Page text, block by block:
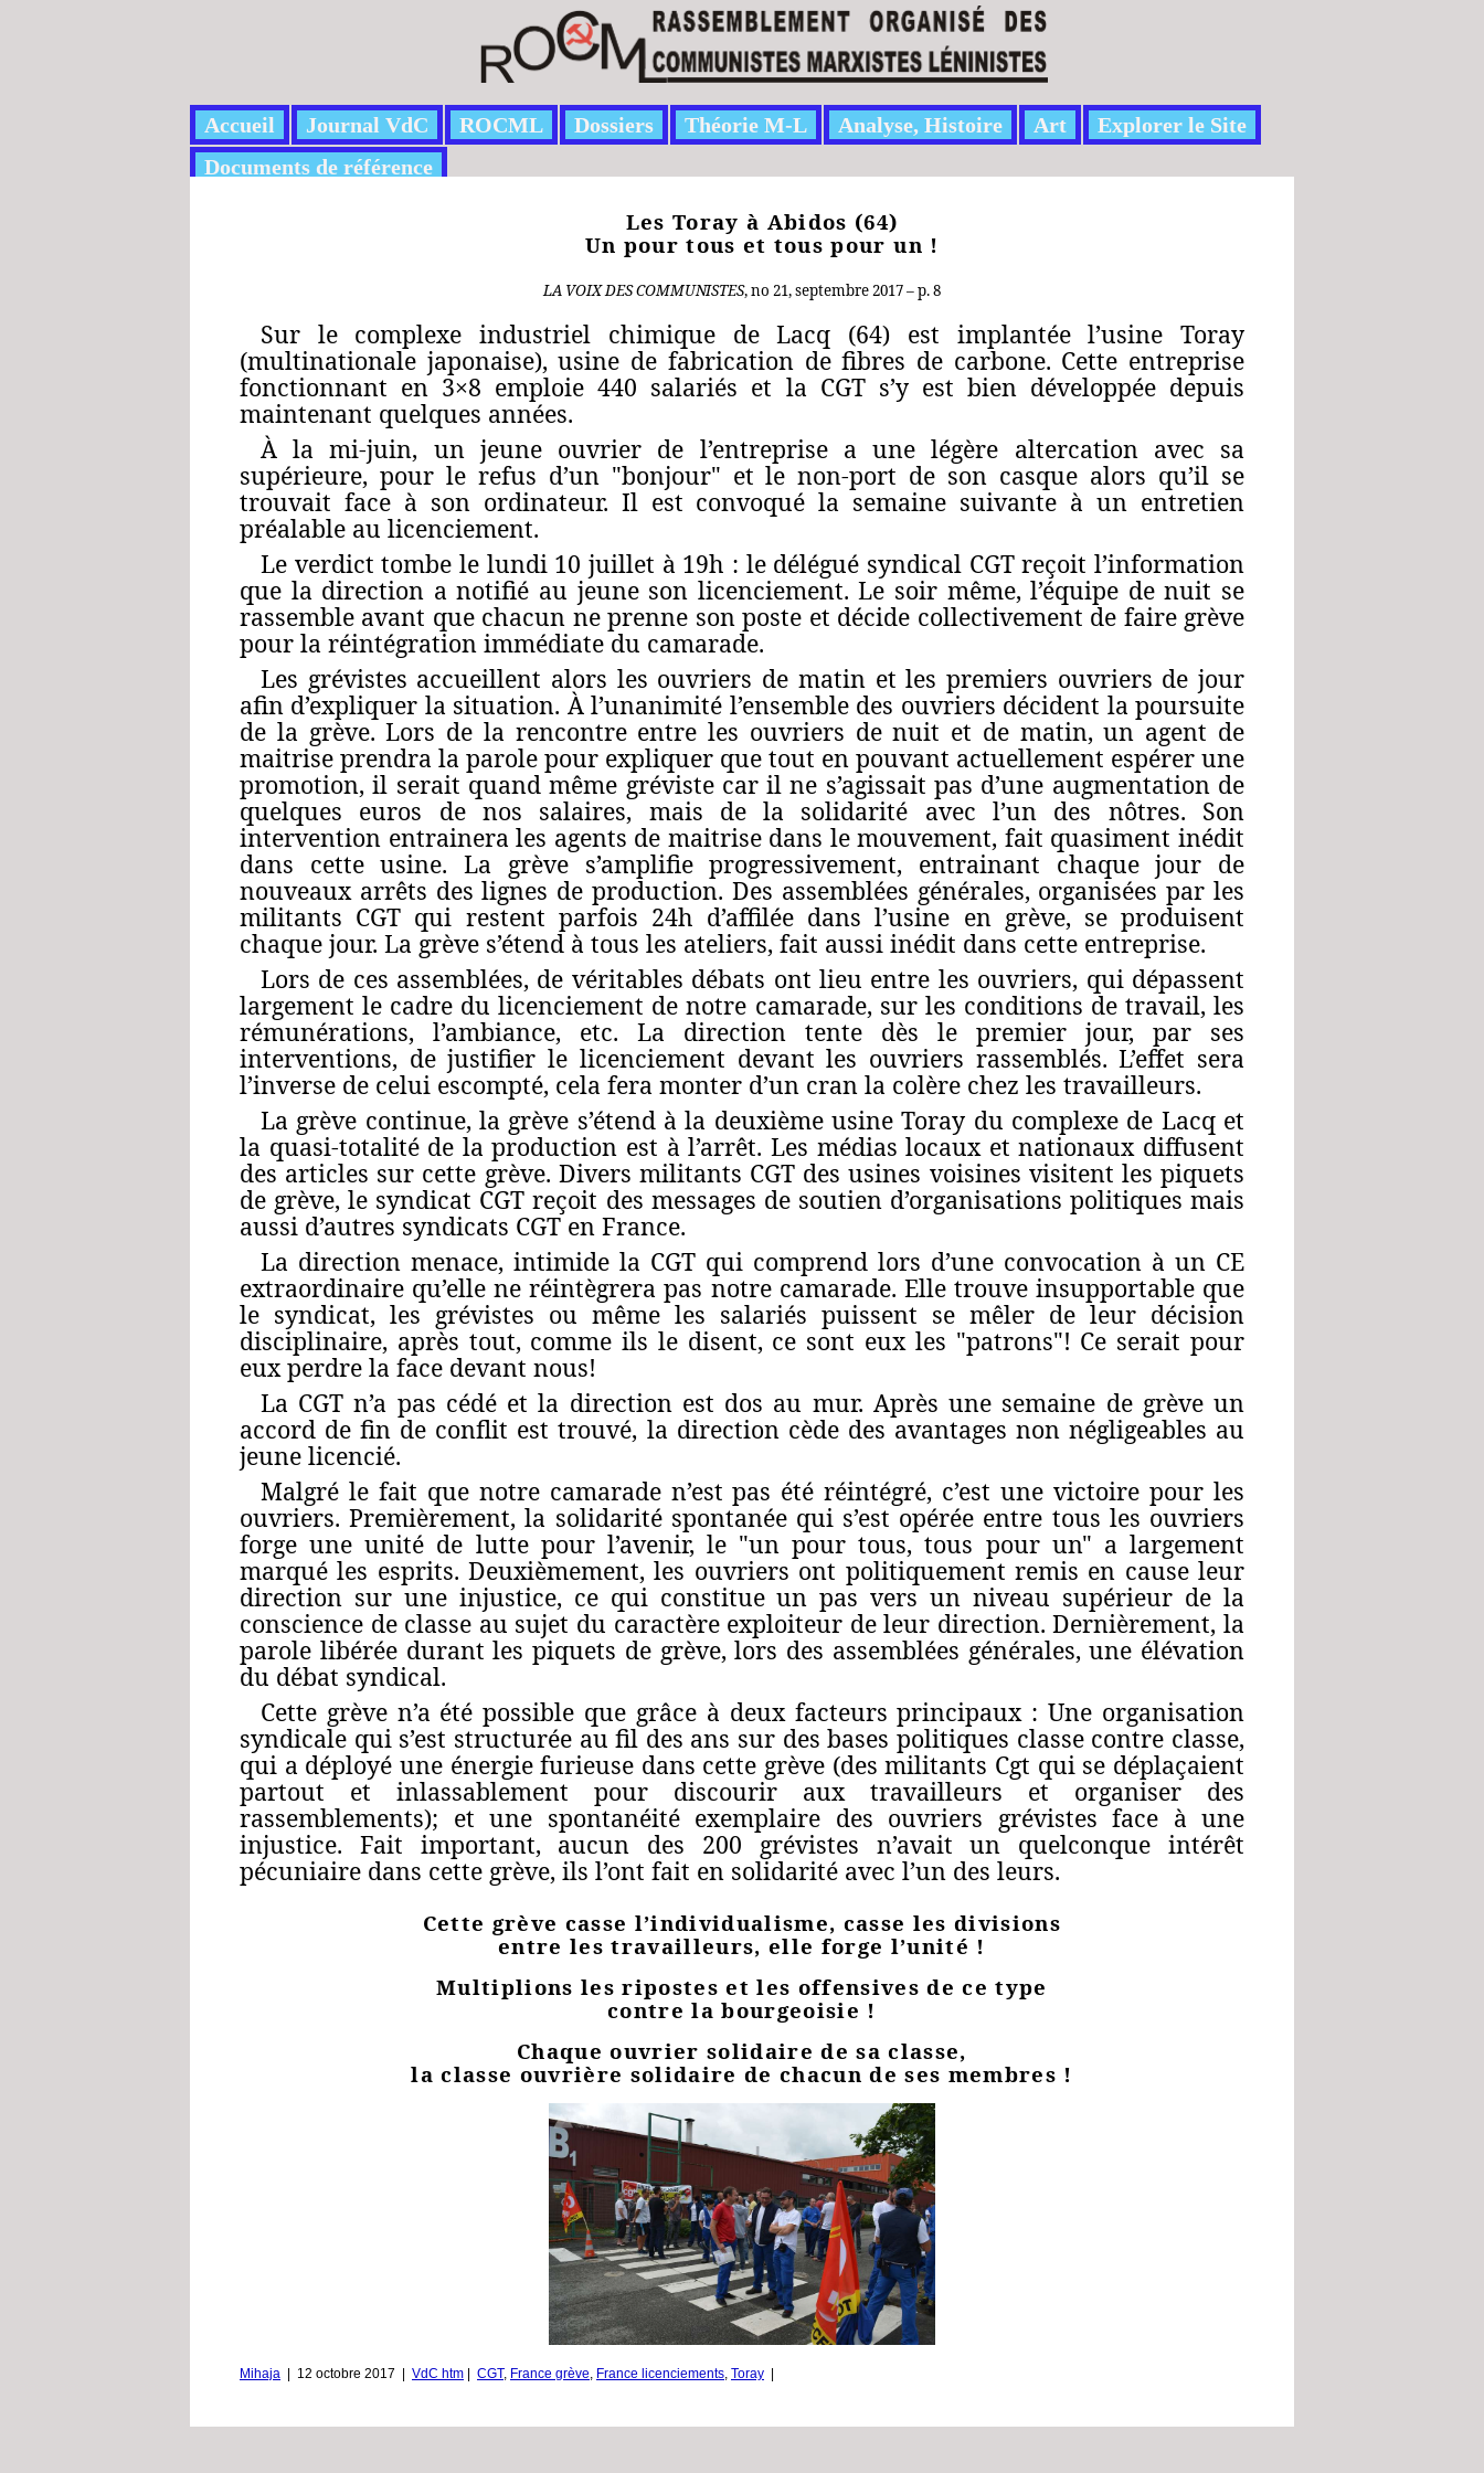
Accueil Journal VdC ROCML Dossiers Théorie M-L Analyse, Histoire Art
Explorer le Site
Documents de référence
Les Toray à Abidos (64)
Un pour tous et tous pour un !
LA VOIXDESCOMMUNISTES, no 21,septembre 2017 – p. 8
Sur le complexe industriel chimique de Lacq (64) est implantée l’usine Toray
(multinationale japonaise), usine de fabrication de fibres de carbone. Cette entreprise
fonctionnant en 3×8 emploie 440 salariés et la CGT s’y est bien développée depuis
maintenant quelques années.
À la mi-juin, un jeune ouvrier de l’entreprise a une légère altercation avec sa
supérieure, pour le refus d’un "bonjour" et le non-port de son casque alors qu’il se
trouvait face à son ordinateur. Il est convoqué la semaine suivante à un entretien
préalable au licenciement.
Le verdict tombe le lundi 10 juillet à 19h : le délégué syndical CGT reçoit l’information
que la direction a notifié au jeune son licenciement. Le soir même, l’équipe de nuit se
rassemble avant que chacun ne prenne son poste et décide collectivement de faire grève
pour la réintégration immédiate du camarade.
Les grévistes accueillent alors les ouvriers de matin et les premiers ouvriers de jour
afin d’expliquer la situation. À l’unanimité l’ensemble des ouvriers décident la poursuite
de la grève. Lors de la rencontre entre les ouvriers de nuit et de matin, un agent de
maitrise prendra la parole pour expliquer que tout en pouvant actuellement espérer une
promotion, il serait quand même gréviste car il ne s’agissait pas d’une augmentation de
quelques euros de nos salaires, mais de la solidarité avec l’un des nôtres. Son
intervention entrainera les agents de maitrise dans le mouvement, fait quasiment inédit
dans cette usine. La grève s’amplifie progressivement, entrainant chaque jour de
nouveaux arrêts des lignes de production. Des assemblées générales, organisées par les
militants CGT qui restent parfois 24h d’affilée dans l’usine en grève, se produisent
chaque jour. La grève s’étend à tous les ateliers, fait aussi inédit dans cette entreprise.
Lors de ces assemblées, de véritables débats ont lieu entre les ouvriers, qui dépassent
largement le cadre du licenciement de notre camarade, sur les conditions de travail, les
rémunérations, l’ambiance, etc. La direction tente dès le premier jour, par ses
interventions, de justifier le licenciement devant les ouvriers rassemblés. L’effet sera
l’inverse de celui escompté, cela fera monter d’un cran la colère chez les travailleurs.
La grève continue, la grève s’étend à la deuxième usine Toray du complexe de Lacq et
la quasi-totalité de la production est à l’arrêt. Les médias locaux et nationaux diffusent
des articles sur cette grève. Divers militants CGT des usines voisines visitent les piquets
de grève, le syndicat CGT reçoit des messages de soutien d’organisations politiques mais
aussi d’autres syndicats CGT en France.
La direction menace, intimide la CGT qui comprend lors d’une convocation à un CE
extraordinaire qu’elle ne réintègrera pas notre camarade. Elle trouve insupportable que
le syndicat, les grévistes ou même les salariés puissent se mêler de leur décision
disciplinaire, après tout, comme ils le disent, ce sont eux les "patrons"! Ce serait pour
eux perdre la face devant nous!
La CGT n’a pas cédé et la direction est dos au mur. Après une semaine de grève un
accord de fin de conflit est trouvé, la direction cède des avantages non négligeables au
jeune licencié.
Malgré le fait que notre camarade n’est pas été réintégré, c’est une victoire pour les
ouvriers. Premièrement, la solidarité spontanée qui s’est opérée entre tous les ouvriers
forge une unité de lutte pour l’avenir, le "un pour tous, tous pour un" a largement
marqué les esprits. Deuxièmement, les ouvriers ont politiquement remis en cause leur
direction sur une injustice, ce qui constitue un pas vers un niveau supérieur de la
conscience de classe au sujet du caractère exploiteur de leur direction. Dernièrement, la
parole libérée durant les piquets de grève, lors des assemblées générales, une élévation
du débat syndical.
Cette grève n’a été possible que grâce à deux facteurs principaux : Une organisation
syndicale qui s’est structurée au fil des ans sur des bases politiques classe contre classe,
qui a déployé une énergie furieuse dans cette grève (des militants Cgt qui se déplaçaient
partout et inlassablement pour discourir aux travailleurs et organiser des
rassemblements); et une spontanéité exemplaire des ouvriers grévistes face à une
injustice. Fait important, aucun des 200 grévistes n’avait un quelconque intérêt
pécuniaire dans cette grève, ils l’ont fait en solidarité avec l’un des leurs.
Cette grève casse l’individualisme, casse les divisions
entre les travailleurs, elle forge l’unité !
Multiplions les ripostes et les offensives de ce type
contre la bourgeoisie !
Chaque ouvrier solidaire de sa classe,
la classe ouvrière solidaire de chacun de ses membres !
Mihaja 12 octobre 2017 VdC htm CGT France grève France licenciements Toray